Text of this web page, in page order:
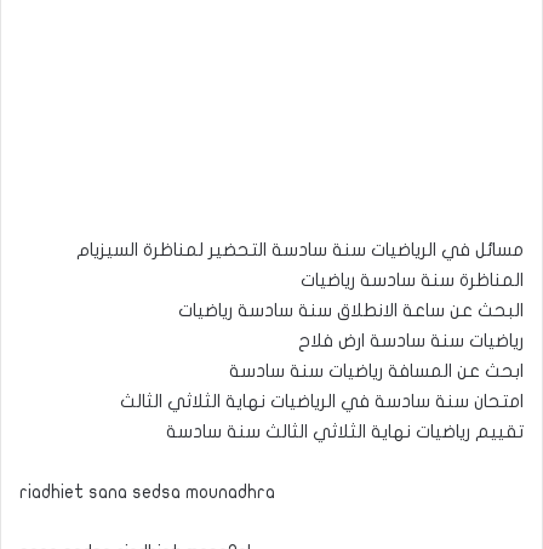
مسائل في الرياضيات سنة سادسة التحضير لمناظرة السيزيام
المناظرة سنة سادسة رياضيات
البحث عن ساعة الانطلاق سنة سادسة رياضيات
رياضيات سنة سادسة ارض فلاح
ابحث عن المسافة رياضيات سنة سادسة
امتحان سنة سادسة في الرياضيات نهاية الثلاثي الثالث
تقييم رياضيات نهاية الثلاثي الثالث سنة سادسة
riadhiet sana sedsa mounadhra